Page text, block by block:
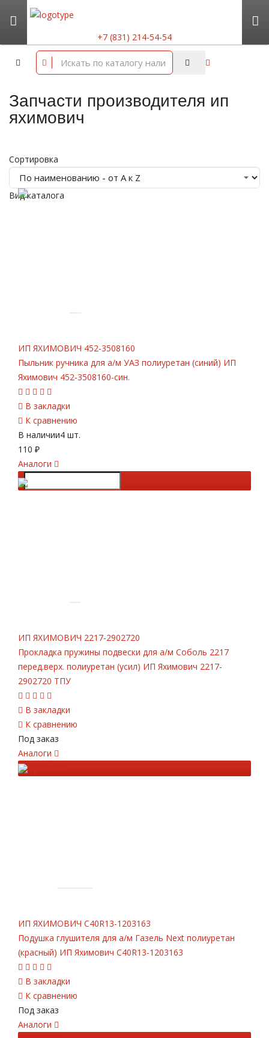
+7 (831) 214-54-54
Запчасти производителя ип
яхимович
Сортировка
Вид каталога
ИП ЯХИМОВИЧ 452-3508160
Пыльник ручника для а/м УАЗ полиуретан (синий) ИП
Яхимович 452-3508160-син.
В закладки
К сравнению
В наличии4 шт.
110 ₽
Аналоги
-
ИП ЯХИМОВИЧ 2217-2902720
Прокладка пружины подвески для а/м Соболь 2217
перед.верх. полиуретан (усил) ИП Яхимович 2217-
2902720 ТПУ
В закладки
К сравнению
Под заказ
Аналоги
Подробнее
ИП ЯХИМОВИЧ C40R13-1203163
Подушка глушителя для а/м Газель Next полиуретан
(красный) ИП Яхимович C40R13-1203163
В закладки
К сравнению
Под заказ
Аналоги